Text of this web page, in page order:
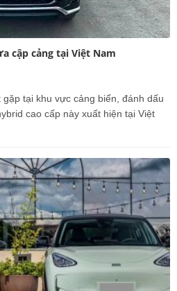
cập cảng tại Việt Nam
tại khu vực cảng biển, đánh dấu
cao cấp này xuất hiện tại Việt